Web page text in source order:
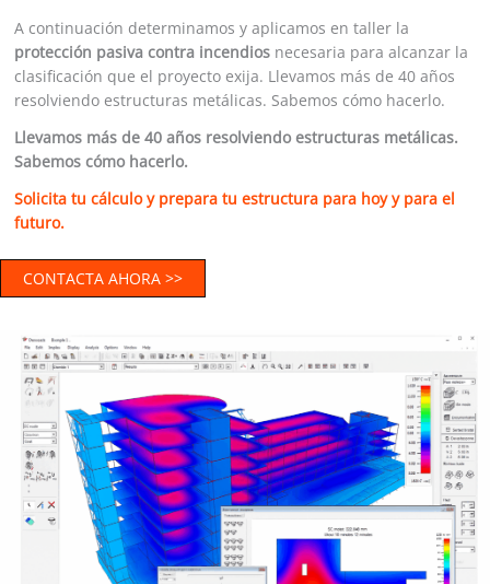
A continuación determinamos y aplicamos en taller la
protección pasiva contra incendios necesaria para alcanzar la
clasificación que el proyecto exija. Llevamos más de 40 años
resolviendo estructuras metálicas. Sabemos cómo hacerlo.
Llevamos más de 40 años resolviendo estructuras metálicas.
Sabemos cómo hacerlo.
Solicita tu cálculo y prepara tu estructura para hoy y para el
futuro.
CONTACTA AHORA >>